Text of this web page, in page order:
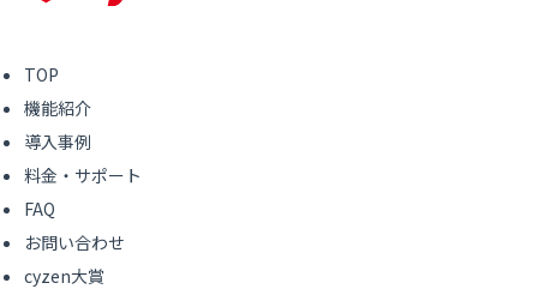
TOP
機能紹介
導入事例
料金・サポート
FAQ
お問い合わせ
cyzen大賞